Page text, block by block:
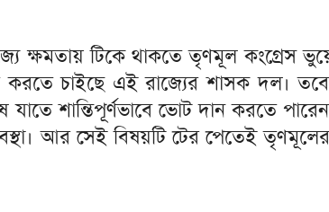
ক্ষমতায় টিকে থাকতে তৃণমূল কংগ্রেস
করতে চাইছে এই রাজ্যের শাসক দল।
শান্তিপূর্ণভাবে ভোট দান করতে
আর সেই বিষয়টি টের পেতেই